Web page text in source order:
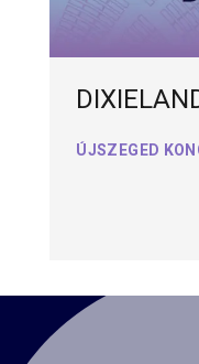
ÚJSZEGED